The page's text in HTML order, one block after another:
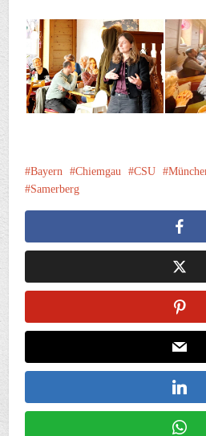
Bayern Chiemgau CSU
Samerberg